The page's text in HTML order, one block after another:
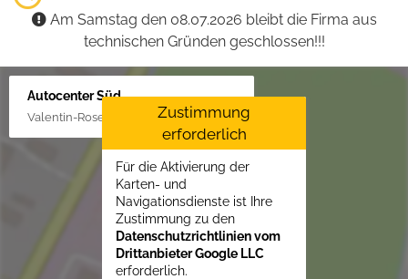
Am Samstag den 08.07.2026 bleibt die Firma aus
technischen Gründen geschlossen!!!
Autocenter Süd
Valentin-Rose-Str. 3, 16816 Neuruppin
Zustimmung
erforderlich
Für die Aktivierung der
Karten- und
Navigationsdienste ist Ihre
Zustimmung zu den
Datenschutzrichtlinien vom
Drittanbieter Google LLC
erforderlich.